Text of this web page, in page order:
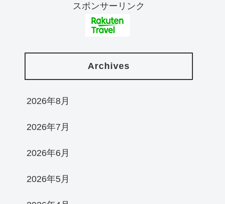
スポンサーリンク
Archives
2026年8月
2026年7月
2026年6月
2026年5月